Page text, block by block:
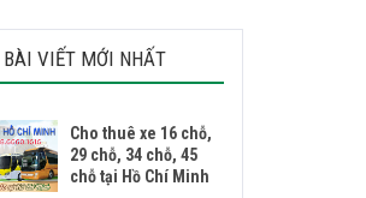
BÀI VIẾT MỚI NHẤT
Cho thuê xe 16 chỗ,
29 chỗ, 34 chỗ, 45
chỗ tại Hồ Chí Minh